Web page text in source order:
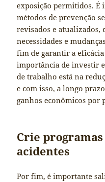
exposição permitidos. É
métodos de prevenção
revisados e atualizados,
necessidades e
fim de garantir a
importância de investir
de trabalho está na
e com isso, a longo
ganhos econômicos por
Crie
acidentes
Por fim, é importante